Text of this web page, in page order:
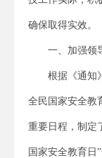
确保取得实效。
一、加强领
根据《通知
全民国家安全教
重要日程，制定
国家安全教育日